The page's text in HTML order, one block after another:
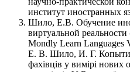
институт иностранных
Шило, Е.В. Обучение
виртуальной
Mondly Learn
Е. В. Шило, И. Г.
фахівців у вимірі нових